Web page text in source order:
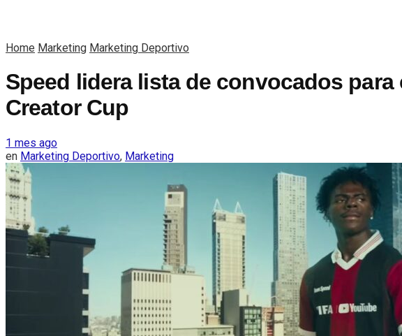
Home Marketing Marketing Deportivo
Speed lidera lista de convocados para
Creator Cup
1 mes ago
en Marketing Deportivo, Marketing